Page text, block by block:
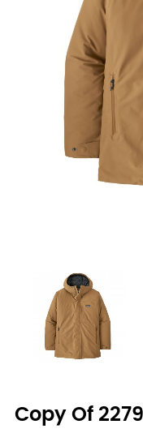
Copy Of